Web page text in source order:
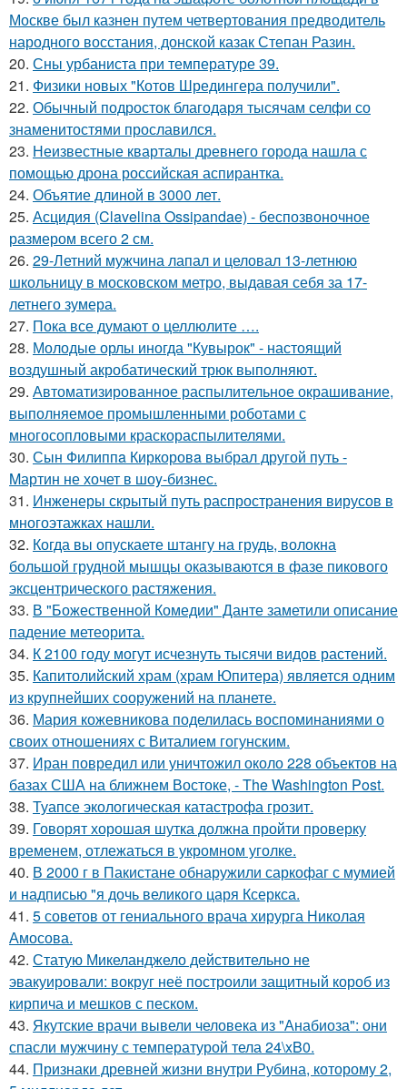
Москве был казнен путем четвертования предводитель
народного восстания, донской казак Степан Разин.
20. Сны урбаниста при температуре 39.
21. Физики новых "Котов Шредингера получили".
22. Обычный подросток благодаря тысячам селфи со
знаменитостями прославился.
23. Неизвестные кварталы древнего города нашла с
помощью дрона российская аспирантка.
24. Объятие длиной в 3000 лет.
25. Асцидия (Clavelina Ossipandae) - беспозвоночное
размером всего 2 см.
26. 29-Летний мужчина лапал и целовал 13-летнюю
школьницу в московском метро, выдавая себя за 17-
летнего зумера.
27. Пока все думают о целлюлите ….
28. Молодые орлы иногда "Кувырок" - настоящий
воздушный акробатический трюк выполняют.
29. Автоматизированное распылительное окрашивание,
выполняемое промышленными роботами с
многосопловыми краскораспылителями.
30. Сын Филиппa Киркоровa выбрал другой путь -
Mартин не хочет в шоy-бизнес.
31. Инженеры скрытый путь распространения вирусов в
многоэтажках нашли.
32. Когда вы опускаете штангу на грудь, волокна
большой грудной мышцы оказываются в фазе пикового
эксцентрического растяжения.
33. В "Божественной Комедии" Данте заметили описание
падение метеорита.
34. К 2100 году могут исчезнуть тысячи видов растений.
35. Капитолийский храм (храм Юпитера) является одним
из крупнейших сооружений на планете.
36. Мария кожевникова поделилась воспоминаниями о
своих отношениях с Виталием гогунским.
37. Иран повредил или уничтожил около 228 объектов на
базах США на ближнем Востоке, - The Washington Post.
38. Туапсе экологическая катастрофа грозит.
39. Говорят хорошая шутка должна пройти проверку
временем, отлежаться в укромном уголке.
40. В 2000 г в Пакистане обнаружили саркофаг с мумией
и надписью "я дочь великого царя Ксеркса.
41. 5 советов от гениального врача хирурга Николая
Амосова.
42. Статую Микеланджело действительно не
эвакуировали: вокруг неё построили защитный короб из
кирпича и мешков с песком.
43. Якутские врачи вывели человека из "Анабиоза": они
спасли мужчину с температурой тела 24\xB0.
44. Признаки древней жизни внутри Рубина, которому 2,